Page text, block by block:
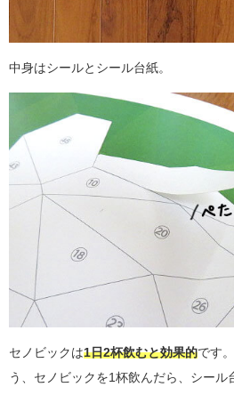
中身はシールとシール台紙。
セノビックは1日2杯飲むと効果的です
う、セノビックを1杯飲んだら、シール